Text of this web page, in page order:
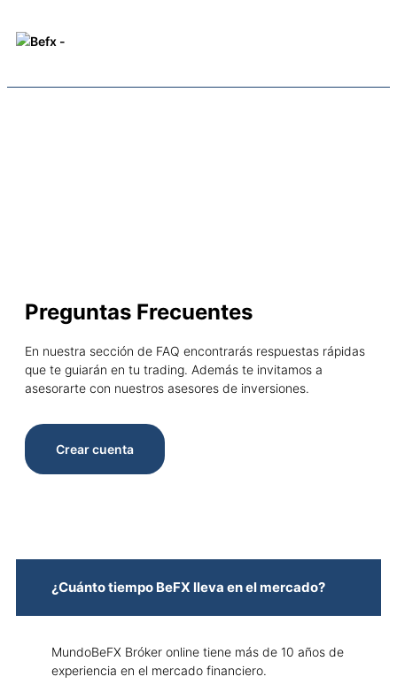
Preguntas Frecuentes
En nuestra sección de FAQ encontrarás respuestas rápidas
que te guiarán en tu trading. Además te invitamos a
asesorarte con nuestros asesores de inversiones.
Crear cuenta
¿Cuánto tiempo BeFX lleva en el mercado?
MundoBeFX Bróker online tiene más de 10 años de
experiencia en el mercado financiero.